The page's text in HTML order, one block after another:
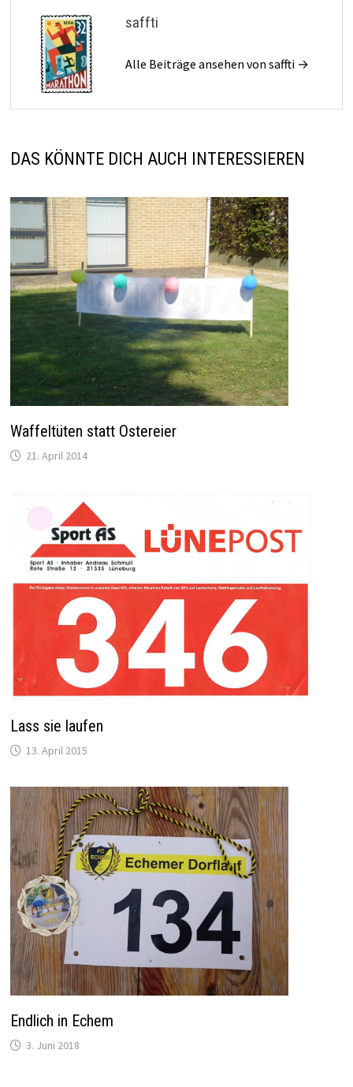
saffti
Alle Beiträge ansehen von saffti →
DAS KÖNNTE DICH AUCH INTERESSIEREN
Waffeltüten statt Ostereier
21. April 2014
Lass sie laufen
13. April 2015
Endlich in Echem
3. Juni 2018